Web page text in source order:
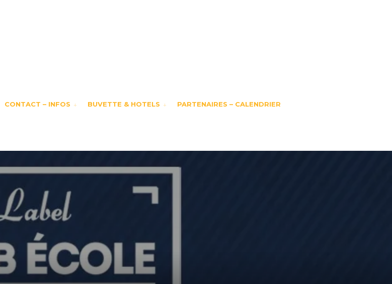
CONTACT – INFOS BUVETTE & HOTELS PARTENAIRES – CALENDRIER